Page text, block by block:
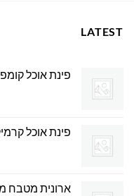
LATEST
פינת אוכל קומפקטית עם 4
פינת אוכל קרמיקה עם
ארונית מטבח